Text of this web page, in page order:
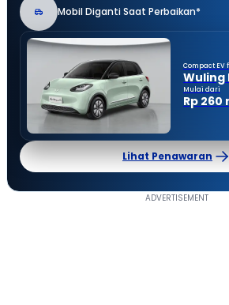
Mobil Diganti Saat Perbaikan*
Compact EV
Wuling
Mulai dari
Rp
Lihat Penawaran